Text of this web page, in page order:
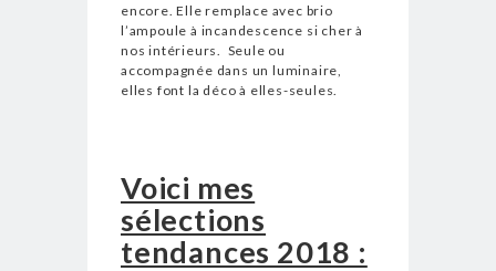
encore. Elle remplace avec brio
l’ampoule à incandescence si cher à
nos intérieurs. Seule ou
accompagnée dans un luminaire,
elles font la déco à elles-seules.
Voici mes
sélections
tendances 2018 :